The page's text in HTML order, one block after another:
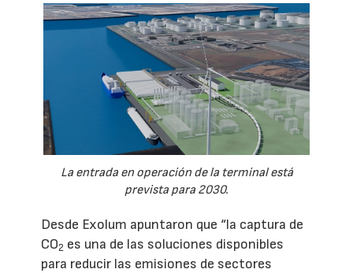
La entrada en operación de la terminal está
prevista para 2030.
Desde Exolum apuntaron que “la captura de
CO2 es una de las soluciones disponibles
para reducir las emisiones de sectores